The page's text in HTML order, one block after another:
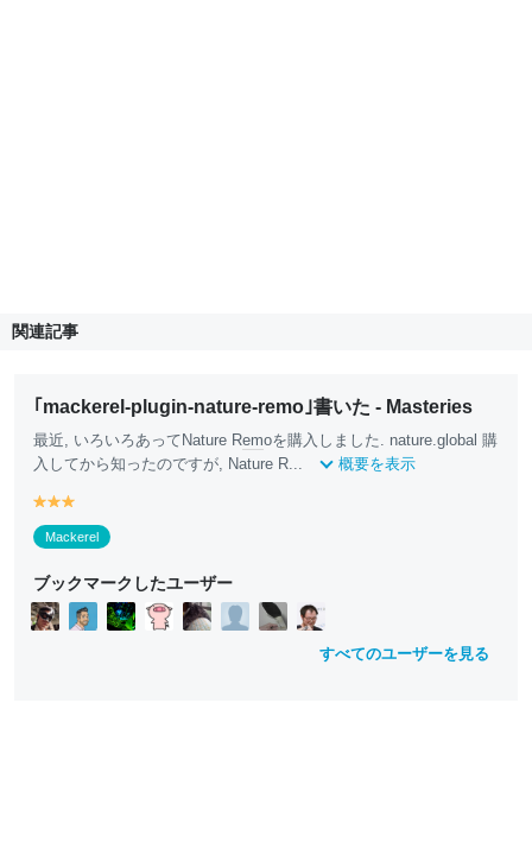
関連記事
｢mackerel-plugin-nature-remo｣書いた - Masteries
最近, いろいろあってNature Remoを購入しました. nature.global 購
入してから知ったのですが, Nature R...
概要を表示
y
e
ll
w
y
e
ll
o
w
e
ll
w
Mackerel
ブックマークしたユーザー
すべてのユーザーを見る